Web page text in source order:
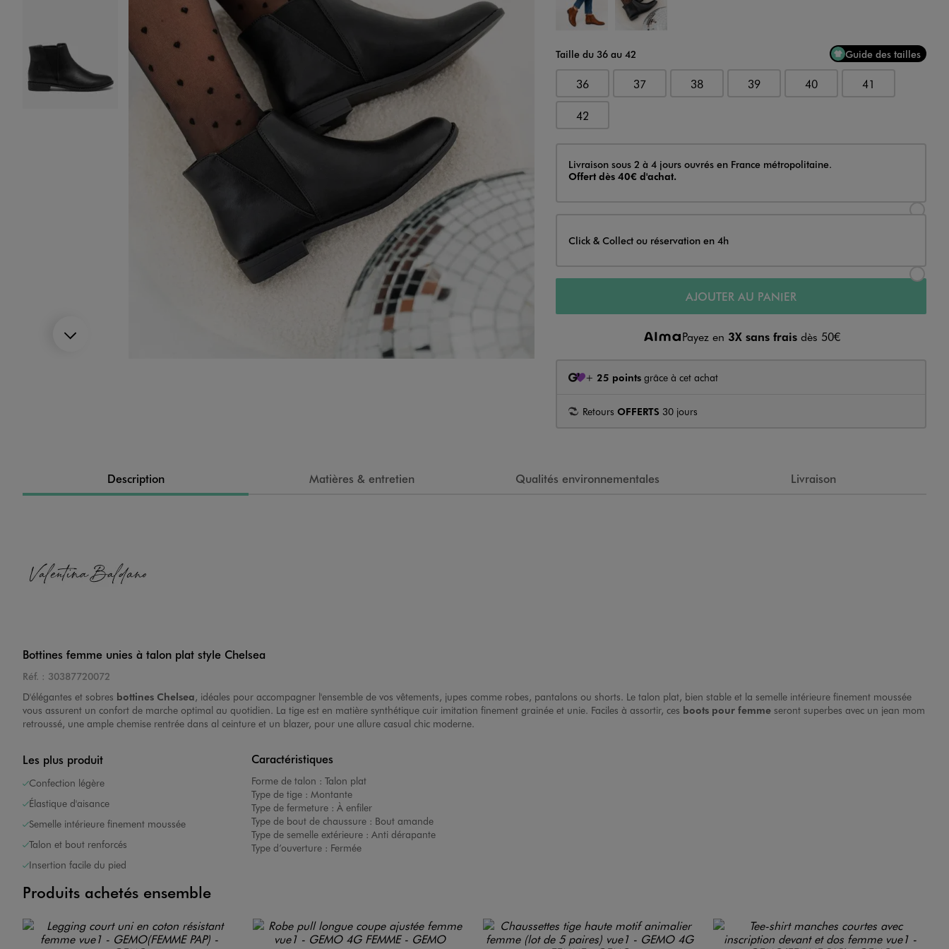
Image 5 sur 13
Image 8 sur 13
Taille du 36 au 42 Guide des tailles
36 37 38 39 40 41
42
Livraison
Livraison sous 2 à 4 jours ouvrés en France métropolitaine.
Offert dès 40€ d'achat.
Click & Collect ou réservation en 4h
AJOUTER AU PANIER
Payez en 3X sans fraisdès 50€
+ 25 pointsgrâce à cet achat
Retours OFFERTS 30 jours
Description Matières & entretien Qualités environnementales Livraison
Bottines femme unies à talon plat style Chelsea
Réf. : 30387720072
D'élégantes et sobres bottines Chelsea, idéales pour accompagner l'ensemble de vos vêtements, jupes comme robes, pantalons ou shorts. Le talon plat, bien stable et la semelle intérieure finement moussée
vous assurent un confort de marche optimal au quotidien. La tige est en matière synthétique cuir imitation finement grainée et unie. Faciles à assortir, ces boots pour femme seront superbes avec un jean mom
retroussé, une ample chemise rentrée dans al ceinture et un blazer, pour une allure casual chic moderne.
Les plus produit
Confection légère
Élastique d'aisance
Semelle intérieure finement moussée
Talon et bout renforcés
Insertion facile du pied
Caractéristiques
Forme de talon : Talon plat
Type de tige : Montante
Type de fermeture : À enfiler
Type de bout de chaussure : Bout amande
Type de semelle extérieure : Anti dérapante
Type d’ouverture : Fermée
Produits achetés ensemble